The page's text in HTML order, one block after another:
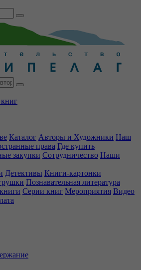
Каталог Авторы и Художники Наш
права Где купить
закупки Сотрудничество Наши
Детективы Книги-картонки
Познавательная литература
Серии книг Мероприятия Видео